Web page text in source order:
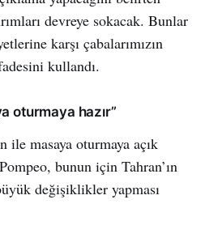
devreye sokacak. Bunlar
karşı çabalarımızın
kullandı.
oturmaya hazır”
masaya oturmaya açık
bunun için Tahran’ın
değişiklikler yapması